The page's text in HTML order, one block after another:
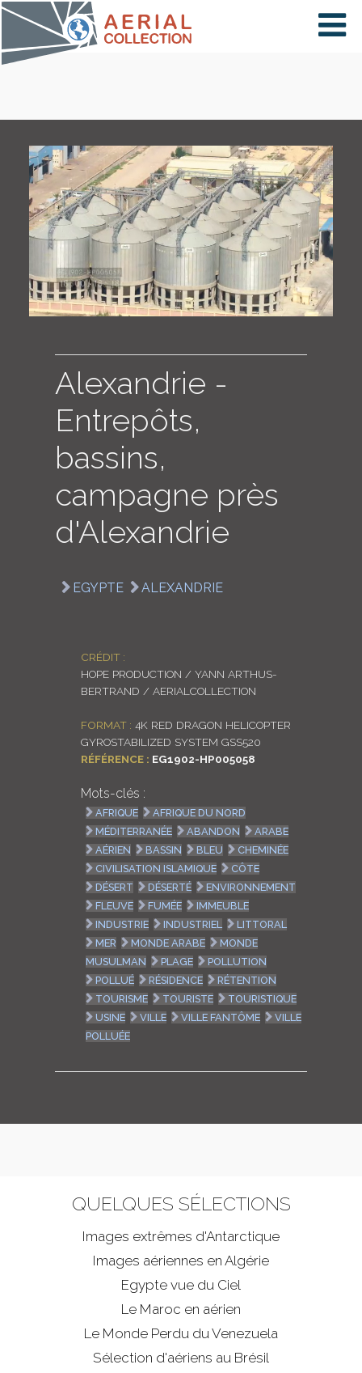
×
PAYS
CARTE
COLLECTIONS
Alexandrie -
Entrepôts,
bassins,
campagne près
d'Alexandrie
EGYPTE ALEXANDRIE
CRÉDIT :
HOPE PRODUCTION / YANN ARTHUS-
BERTRAND / AERIALCOLLECTION
FORMAT : 4K RED DRAGON HELICOPTER
GYROSTABILIZED SYSTEM GSS520
RÉFÉRENCE : EG1902-HP005058
Mots-clés :
AFRIQUE
AFRIQUE DU NORD
MÉDITERRANÉE
ABANDON
ARABE
AÉRIEN
BASSIN BLEU
CHEMINÉE
CIVILISATION ISLAMIQUE
CÔTE
DÉSERT
DÉSERTÉ
ENVIRONNEMENT
FLEUVE
FUMÉE
IMMEUBLE
INDUSTRIE
INDUSTRIEL
LITTORAL
MER
MONDE ARABE
MONDE
MUSULMAN
PLAGE
POLLUTION
POLLUÉ
RÉSIDENCE
RÉTENTION
TOURISME
TOURISTE
TOURISTIQUE
USINE
VILLE VILLE FANTÔME
VILLE
POLLUÉE
QUELQUES SÉLECTIONS
Images extrêmes d'Antarctique
Images aériennes en Algérie
Egypte vue du Ciel
Le Maroc en aérien
Le Monde Perdu du Venezuela
Sélection d'aériens au Brésil